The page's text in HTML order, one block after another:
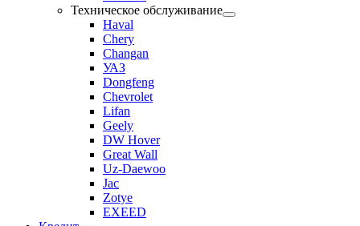
Техническое обслуживание
Haval
Chery
Changan
УАЗ
Dongfeng
Chevrolet
Lifan
Geely
DW Hover
Great Wall
Uz-Daewoo
Jac
Zotye
EXEED